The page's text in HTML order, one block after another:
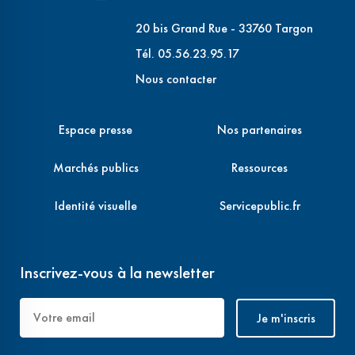
20 bis Grand Rue - 33760 Targon
Tél. 05.56.23.95.17
Nous contacter
Espace presse
Marchés publics
Identité visuelle
Nos partenaires
Ressources
Servicepublic.fr
Inscrivez-vous à la newsletter